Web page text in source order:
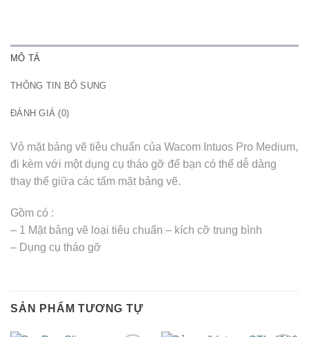
MÔ TẢ
THÔNG TIN BỔ SUNG
ĐÁNH GIÁ (0)
Vỏ mặt bảng vẽ tiêu chuẩn của Wacom Intuos Pro Medium,
đi kèm với một dụng cụ tháo gỡ để bạn có thể dễ dàng
thay thế giữa các tấm mặt bảng vẽ.
Gồm có :
– 1 Mặt bảng vẽ loại tiêu chuẩn – kích cỡ trung bình
– Dụng cụ tháo gỡ
SẢN PHẨM TƯƠNG TỰ